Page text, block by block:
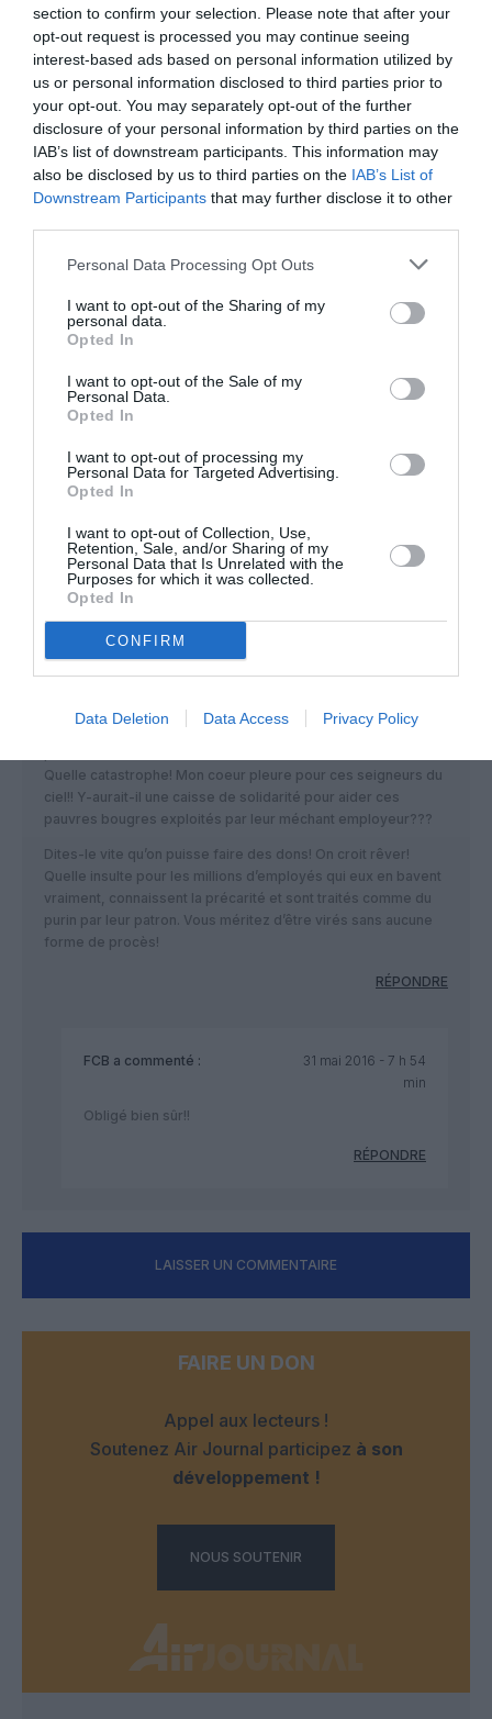
section to confirm your selection. Please note that after your
opt-out request is processed you may continue seeing
interest-based ads based on personal information utilized by
us or personal information disclosed to third parties prior to
your opt-out. You may separately opt-out of the further
disclosure of your personal information by third parties on the
IAB’s list of downstream participants. This information may
also be disclosed by us to third parties on the IAB’s List of
Downstream Participants that may further disclose it to other
Personal Data Processing Opt Outs
I want to opt-out of the Sharing of my
personal data.
Opted In
I want to opt-out of the Sale of my
Personal Data.
Opted In
I want to opt-out of processing my
Personal Data for Targeted Advertising.
Opted In
I want to opt-out of Collection, Use,
Retention, Sale, and/or Sharing of my
Personal Data that Is Unrelated with the
Purposes for which it was collected.
Opted In
CONFIRM
Data Deletion Data Access Privacy Policy
Bonjour Ouila bêtise humaine j espère bien jour qu’ils
comprendrons que trouver du travail et prendre du plaisir à
vivre sa passion.c est vraiment pas une chose facile .de nos
jours .Il y a assez c’est pas les pilotes qui dirigent cette
compagnie mdr??????aucune volonté de voir leurs outils de
travail aller vers l avant . surtout avec tant D avantages qu’ils
ont ces médiocrité. Ils aiment pas leurs air france dommages
de détruire son gagne pain quotidien.tout le monde doit faire
des efforts en ce moment .moi j accepte de passer de 750
comment sans travail et sans garantie.bonnes chance les
destructeurs pendant que les autres prennent notre marché
.avec des conditions travail beaucoup plus difficile . Malgré
tout cela avec le plaisir.bonne journée
Erik de Nice
Avant l’Europe 2016, c’était écrit.
Même sans la Loi “El Konnerie”, c’était joué d’avance, jamais
ces syndicats mafieux ne laisseraient passer une telle
occasion et ceux qui ont malgré tout réservés chez eux ne
viennent pas se plaindre ou cherchent absolument à faire le
6/8 sur BFM..
La grève….on est obliger d’en arriver là quand on vie dans la
Quelle catastrophe! Mon coeur pleure pour ces seigneurs du
ciel!! Y-aurait-il une caisse de solidarité pour aider ces
pauvres bougres exploités par leur méchant employeur???
Dites-le vite qu’on puisse faire des dons! On croit rêver!
Quelle insulte pour les millions d’employés qui eux en bavent
vraiment, connaissent la précarité et sont traités comme du
purin par leur patron. Vous méritez d’être virés sans aucune
forme de procès!
RÉPONDRE
FCB a commenté :
31 mai 2016 - 7 h 54
min
Obligé bien sûr!!
RÉPONDRE
LAISSER UN COMMENTAIRE
FAIRE UN DON
Appel aux lecteurs !
Soutenez Air Journal participez à son
développement !
NOUS SOUTENIR